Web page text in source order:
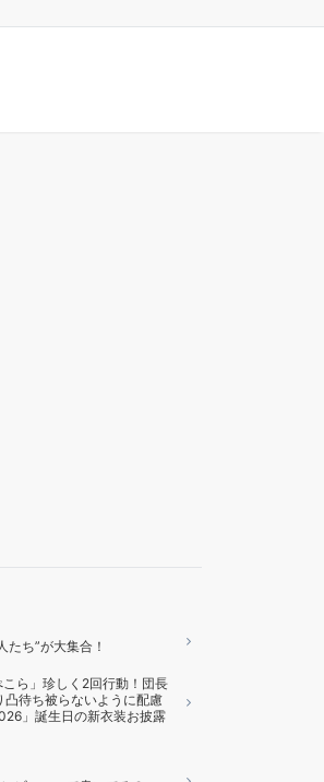
たち”が大集合！
ら」珍しく2回行動！団長
待ち被らないように配慮
」誕生日の新衣装お披露